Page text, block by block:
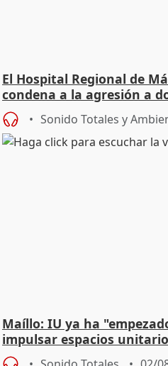
El Hospital Regional de
condena a la agresión a
Urgencias
Sonido Totales y
Maíllo: IU ya ha
impulsar espacios